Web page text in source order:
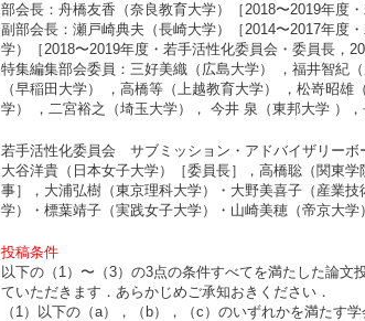
部会長：舟橋友香（奈良教育大学）［2018〜2019年度
副部会長：瀬戸崎典夫（長崎大学）［2014〜2017年度
学）［2018〜2019年度・若手活性化委員会・委員長，
特集編集部会委員：三好美織（広島大学） ，福井智紀（
（早稲田大学）
，高橋等（上越教育大学） ，松嵜昭雄
学）
，二宮裕之（埼玉大学）， 今井 泉（東邦大学 ），
若手活性化委員会 サブミッション・アドバイザリーボ
大谷洋貴（日本女子大学）［委員長］，高橋聡（関東
事］，大浦弘樹（東京理科大学）・大野美喜子（産業
学）・標葉靖子（実践女子大学）・山崎美穂（帝京大学
投稿条件
以下の（1）〜（3）の3点の条件すべてを満たした論
ていただきます．あらかじめご承知おきください．
（1）以下の（a），（b），（c）のいずれかを満たす